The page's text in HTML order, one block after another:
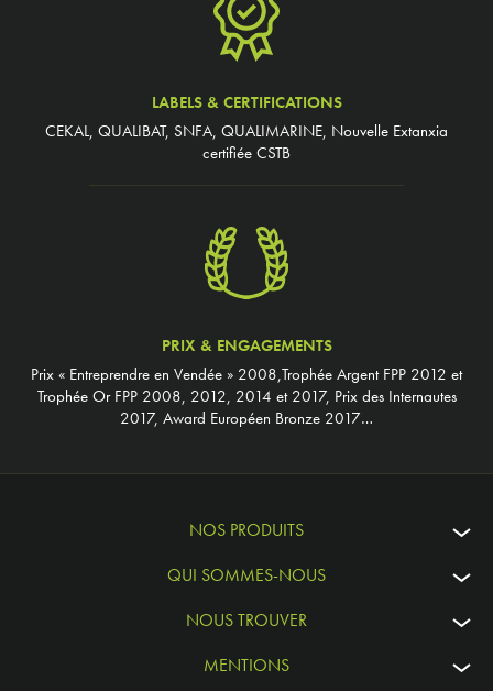
LABELS & CERTIFICATIONS
CEKAL, QUALIBAT, SNFA, QUALIMARINE, Nouvelle Extanxia
certifiée CSTB
PRIX & ENGAGEMENTS
Prix « Entreprendre en Vendée » 2008,Trophée Argent FPP 2012 et
Trophée Or FPP 2008, 2012, 2014 et 2017, Prix des Internautes
2017, Award Européen Bronze 2017…
NOS PRODUITS
QUI SOMMES-NOUS
NOUS TROUVER
MENTIONS